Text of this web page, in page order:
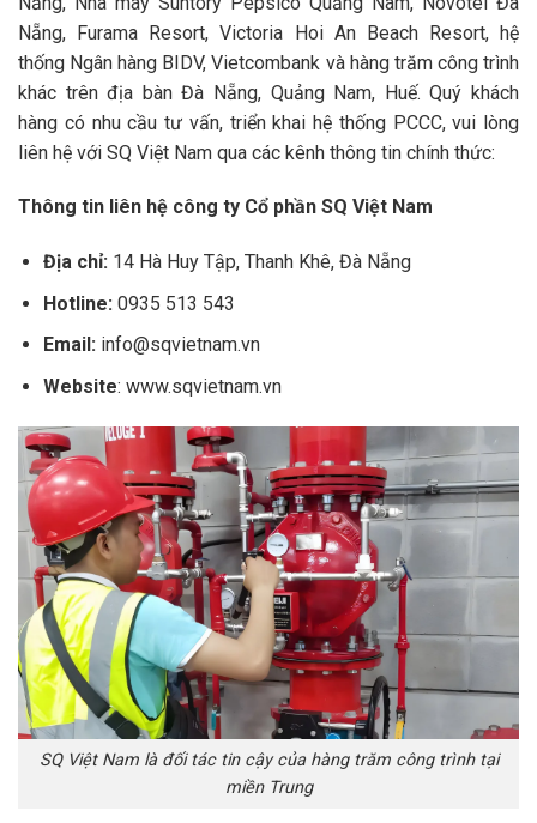
Nẵng, Furama Resort, Victoria Hoi An Beach Resort, hệ
thống Ngân hàng BIDV, Vietcombank và hàng trăm công trình
khác trên địa bàn Đà Nẵng, Quảng Nam, Huế. Quý khách
hàng có nhu cầu tư vấn, triển khai hệ thống PCCC, vui lòng
liên hệ với SQ Việt Nam qua các kênh thông tin chính thức:
Thông tin liên hệ công ty Cổ phần SQ Việt Nam
Địa chỉ:14 Hà Huy Tập, Thanh Khê, Đà Nẵng
Hotline: 0935 513 543
Email:info@sqvietnam.vn
Website: www.sqvietnam.vn
SQ Việt Nam là đối tác tin cậy của hàng trăm công trình tại
miền Trung